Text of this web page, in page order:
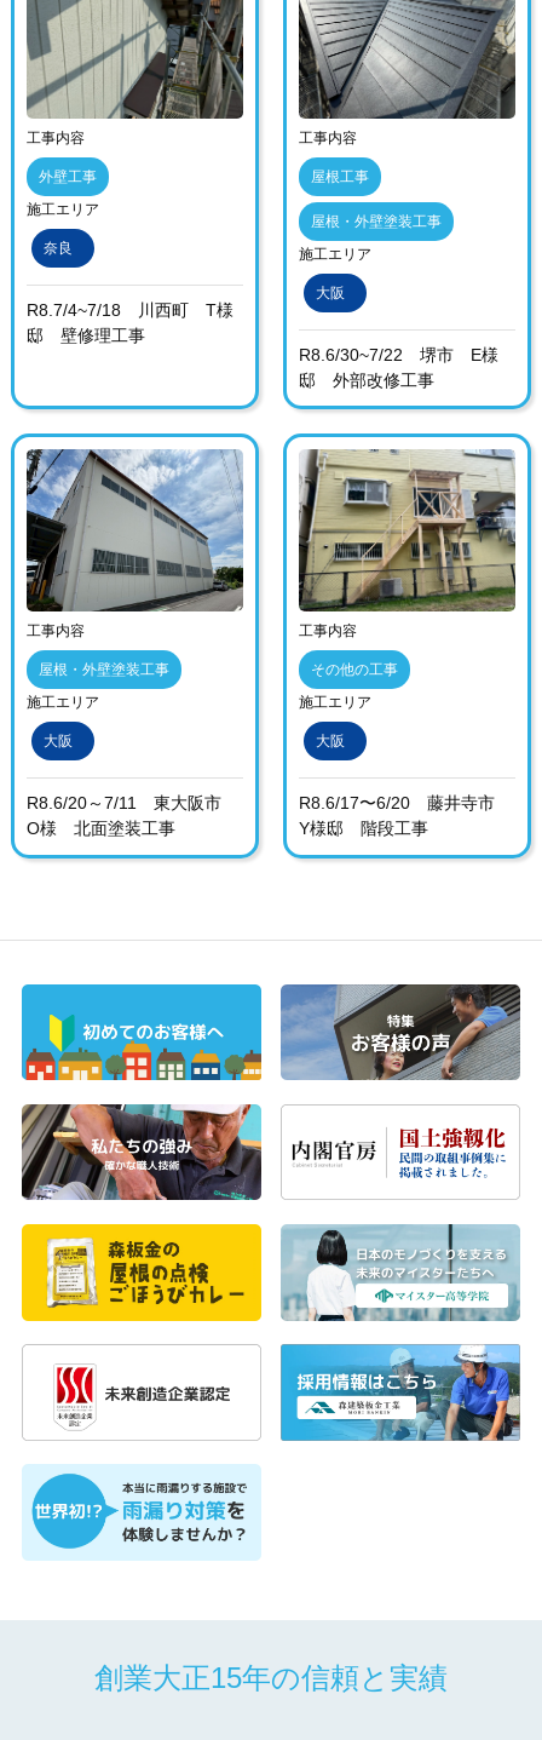
工事内容
外壁工事
施工エリア
奈良
R8.7/4~7/18 川西町 T様
邸 壁修理工事
工事内容
屋根工事
屋根・外壁塗装工事
施工エリア
大阪
R8.6/30~7/22 堺市 E様
邸 外部改修工事
工事内容
屋根・外壁塗装工事
施工エリア
大阪
R8.6/20～7/11 東大阪市
O様 北面塗装工事
工事内容
その他の工事
施工エリア
大阪
R8.6/17〜6/20 藤井寺市
Y様邸 階段工事
創業大正15年の信頼と実績